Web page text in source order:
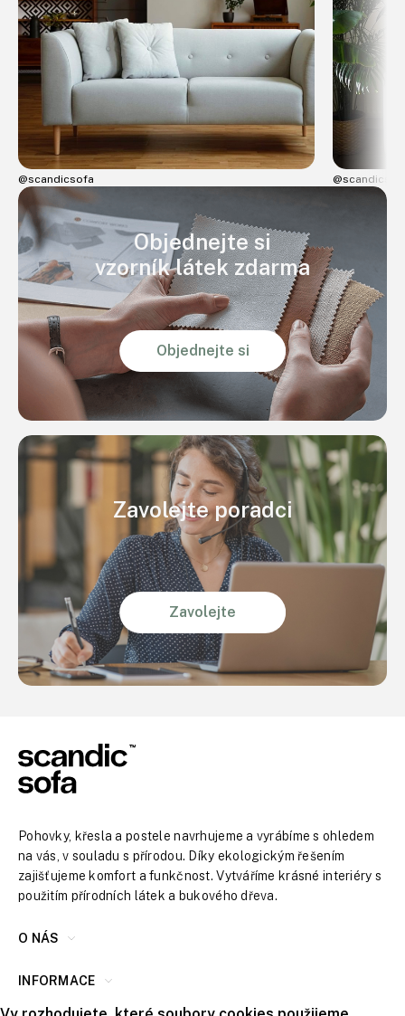
@scandicsofa
Objednejte si
vzorník látek zdarma
Objednejte si
Zavolejte poradci
Zavolejte
Pohovky, křesla a postele navrhujeme a vyrábíme s ohledem
na vás, v souladu s přírodou. Díky ekologickým řešením
zajišťujeme komfort a funkčnost. Vytváříme krásné interiéry s
použitím přírodních látek a bukového dřeva.
O NÁS
INFORMACE